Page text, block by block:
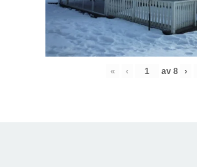
« ‹ av 8 ›